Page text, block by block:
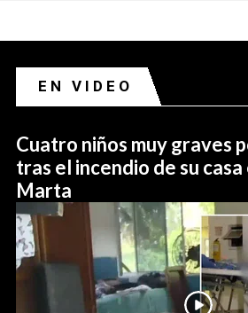
EN VIDEO
Cuatro niños muy graves
tras el incendio de su casa
Marta